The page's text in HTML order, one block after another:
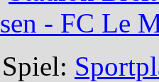
- FC Le